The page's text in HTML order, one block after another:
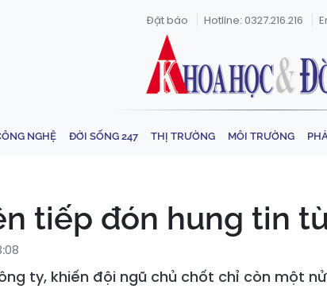
Đặt báo Hotline: 0327.216.216
NGHỆ ĐỜI SỐNG 247 THỊ TRƯỜNG MÔI TRƯỜNG
tiếp đón hung tin
ty, khiến đội ngũ chủ chốt chỉ còn một